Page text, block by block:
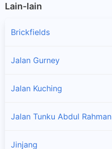
Lain-lain
Brickfields
Jalan Gurney
Jalan Kuching
Jalan Tunku Abdul Rahman
Jinjang